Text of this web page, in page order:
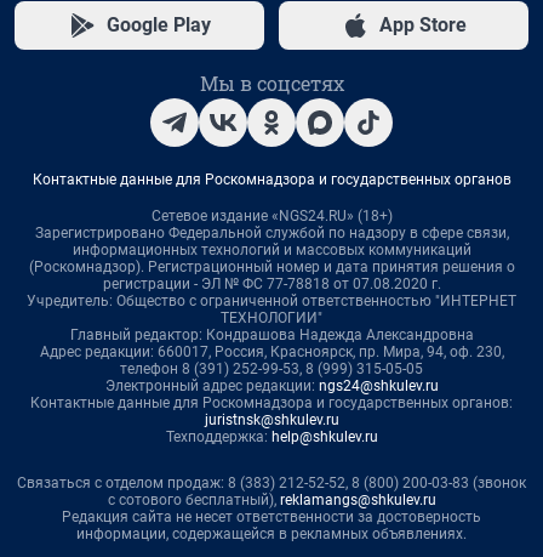
Google Play App Store
Мы в соцсетях
Контактные данные для Роскомнадзора и государственных органов
Сетевое издание «NGS24.RU» (18+)
Зарегистрировано Федеральной службой по надзору в сфере связи,
информационных технологий и массовых коммуникаций
(Роскомнадзор). Регистрационный номер и дата принятия решения о
регистрации - ЭЛ № ФС 77-78818 от 07.08.2020 г.
Учредитель: Общество с ограниченной ответственностью "ИНТЕРНЕТ
ТЕХНОЛОГИИ"
Главный редактор: Кондрашова Надежда Александровна
Адрес редакции: 660017, Россия, Красноярск, пр. Мира, 94, оф. 230,
телефон 8 (391) 252-99-53, 8 (999) 315-05-05
Электронный адрес редакции: ngs24@shkulev.ru
Контактные данные для Роскомнадзора и государственных органов:
juristnsk@shkulev.ru
Техподдержка: help@shkulev.ru
Связаться с отделом продаж: 8 (383) 212-52-52, 8 (800) 200-03-83 (звонок
с сотового бесплатный), reklamangs@shkulev.ru
Редакция сайта не несет ответственности за достоверность
информации, содержащейся в рекламных объявлениях.